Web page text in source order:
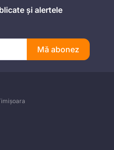
și alertele
Mă abonez